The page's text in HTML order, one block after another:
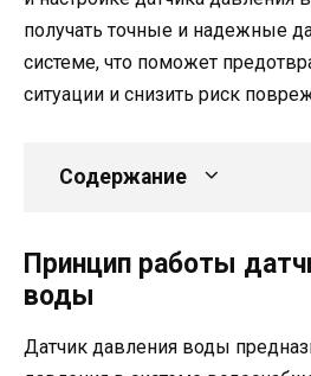
получать точные и надежные
системе, что поможет
ситуации и снизить риск
Содержание
Принцип работы
воды
Датчик давления воды